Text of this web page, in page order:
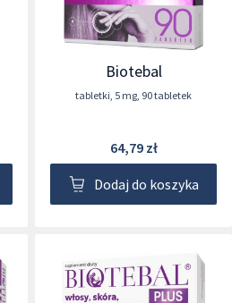
Biotebal
tabletki, 5 mg, 90 tabletek
64,79 zł
Dodaj do koszyka